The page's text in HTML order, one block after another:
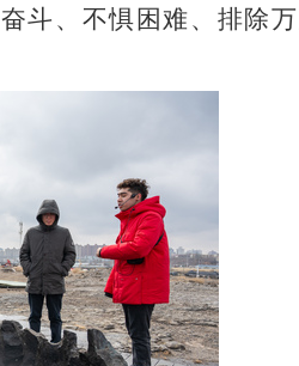
斗、不惧困难、排除